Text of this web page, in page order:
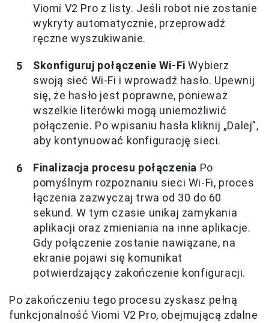
Viomi V2 Pro z listy. Jeśli robot nie zostanie
wykryty automatycznie, przeprowadź
ręczne wyszukiwanie.
Skonfiguruj połączenie Wi-Fi Wybierz
swoją sieć Wi-Fi i wprowadź hasło. Upewnij
się, że hasło jest poprawne, ponieważ
wszelkie literówki mogą uniemożliwić
połączenie. Po wpisaniu hasła kliknij „Dalej”,
aby kontynuować konfigurację sieci.
Finalizacja procesu połączenia Po
pomyślnym rozpoznaniu sieci Wi-Fi, proces
łączenia zazwyczaj trwa od 30 do 60
sekund. W tym czasie unikaj zamykania
aplikacji oraz zmieniania na inne aplikacje.
Gdy połączenie zostanie nawiązane, na
ekranie pojawi się komunikat
potwierdzający zakończenie konfiguracji.
Po zakończeniu tego procesu zyskasz pełną
funkcjonalność Viomi V2 Pro, obejmującą zdalne